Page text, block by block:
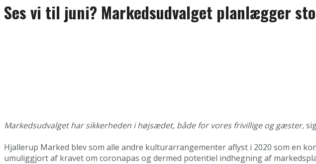
Ses vi til juni? Markedsudvalget planlægger
Markedsudvalget har sikkerheden i højsædet, både for vores frivillige og gæster,
Hjallerup Marked blev som alle andre kulturarrangementer aflyst i 2020 som en
umuliggjort af kravet om coronapas og dermed potentiel indhegning af